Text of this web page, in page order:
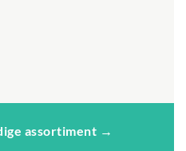
assortiment →